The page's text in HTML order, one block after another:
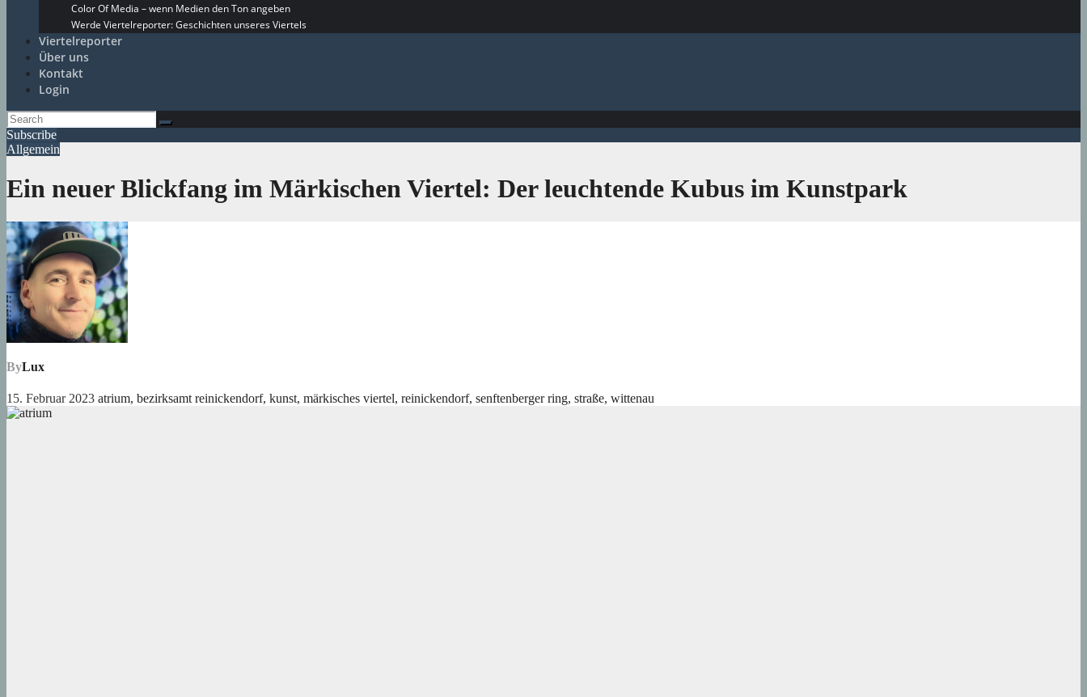
Color Of Media – wenn Medien den Ton angeben
Werde Viertelreporter: Geschichten unseres Viertels
Viertelreporter
Über uns
Kontakt
Login
Subscribe
Allgemein
Ein neuer Blickfang im Märkischen Viertel: Der leuchtende Kubus im Kunstpark
ByLux
15. Februar 2023 atrium, bezirksamt reinickendorf, kunst, märkisches viertel, reinickendorf, senftenberger ring, straße, wittenau